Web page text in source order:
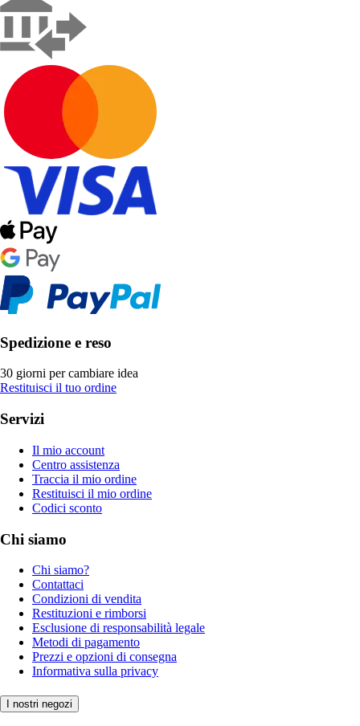
Spedizione e reso
30 giorni per cambiare idea
Restituisci il tuo ordine
Servizi
Il mio account
Centro assistenza
Traccia il mio ordine
Restituisci il mio ordine
Codici sconto
Chi siamo
Chi siamo?
Contattaci
Condizioni di vendita
Restituzioni e rimborsi
Esclusione di responsabilità legale
Metodi di pagamento
Prezzi e opzioni di consegna
Informativa sulla privacy
I nostri negozi